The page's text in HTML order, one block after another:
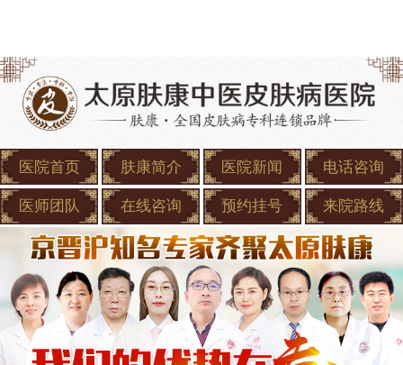
医院首页 肤康简介 医院新闻 电话咨询
医师团队 在线咨询 预约挂号 来院路线